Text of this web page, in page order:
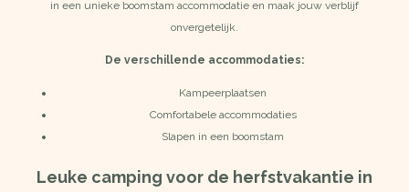
in een unieke boomstam accommodatie en maak jouw verblijf
onvergetelijk.
De verschillende accommodaties:
Kampeerplaatsen
Comfortabele accommodaties
Slapen in een boomstam
Leuke camping voor de herfstvakantie in